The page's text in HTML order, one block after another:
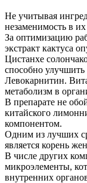
Не учитывая
незаменимость в
За оптимизацию
экстракт кактуса
Цистанхе
способно
Левокарнитин.
метаболизм в
В препарате не
китайского
компонентом.
Одним из лучших
является корень
В числе других
микроэлементы,
внутренних